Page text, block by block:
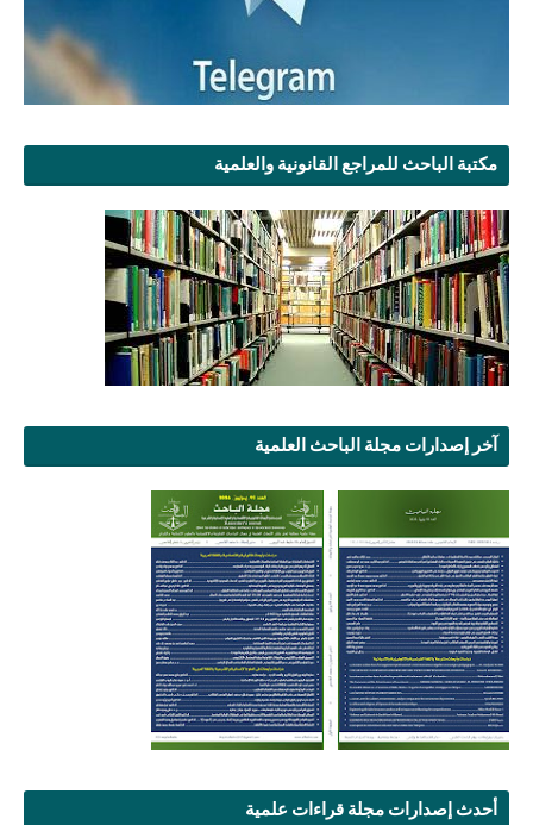
مكتبة الباحث للمراجع القانونية والعلمية
آخر إصدارات مجلة الباحث العلمية
أحدث إصدارات مجلة قراءات علمية